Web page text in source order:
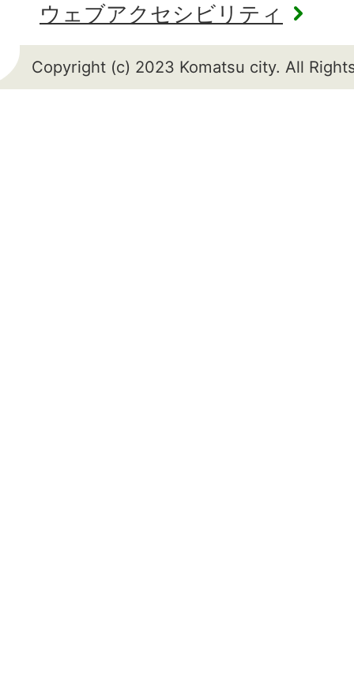
ウェブアクセシビリティ
Copyright (c) 2023 Komatsu city. All